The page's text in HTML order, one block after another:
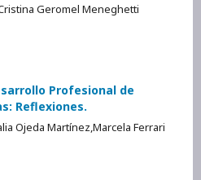
Geromel Meneghetti
Profesional de
Reflexiones.
Ojeda Martínez,Marcela Ferrari